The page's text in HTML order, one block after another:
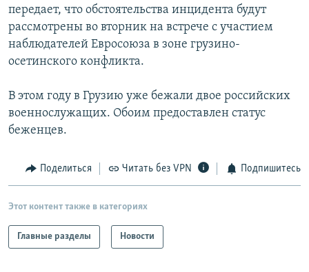
Все сайты РСЕ/РС
передает, что обстоятельства инцидента будут
рассмотрены во вторник на встрече с участием
наблюдателей Евросоюза в зоне грузино-
осетинского конфликта.
В этом году в Грузию уже бежали двое российских
военнослужащих. Обоим предоставлен статус
беженцев.
Поделиться Читать без VPN Подпишитесь
Этот контент также в категориях
Главные разделы Новости